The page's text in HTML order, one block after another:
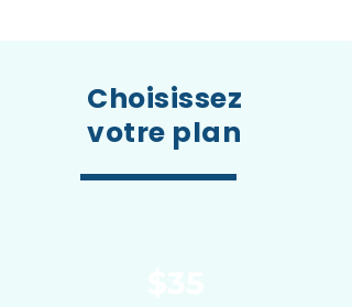
Choisissez
votre plan